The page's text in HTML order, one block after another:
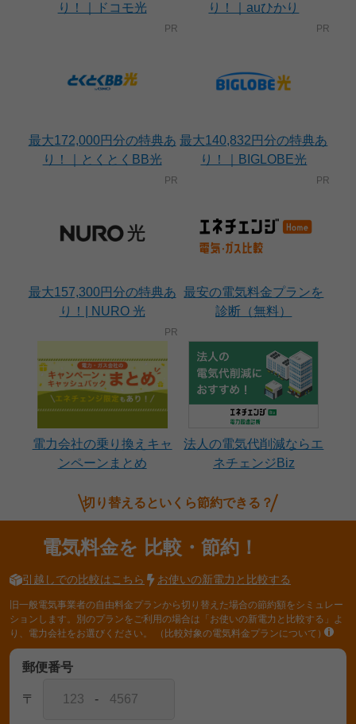
り！｜ドコモ光
り！｜auひかり
最大172,000円分の特典あ
り！｜とくとくBB光
最大140,832円分の特典あ
り！｜BIGLOBE光
最大157,300円分の特典あ
り！| NURO 光
最安の電気料金プランを
診断（無料）
電力会社の乗り換えキャ
ンペーンまとめ
法人の電気代削減ならエ
ネチェンジBiz
切り替えるといくら節約できる？
電気料金を 比較・節約！
引越しでの比較はこちら お使いの新電力と比較する
旧一般電気事業者の自由料金プランから切り替えた場合の節約額をシミュレー
ションします。別のプランをご利用の場合は「お使いの新電力と比較する」よ
り、電力会社をお選びください。
（比較対象の電気料金プランについて）
郵便番号
〒 -